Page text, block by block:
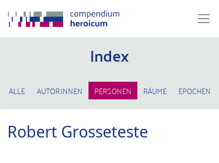
Index
ALLE AUTOR:INNEN PERSONEN RÄUME EPOCHEN
Robert Grosseteste